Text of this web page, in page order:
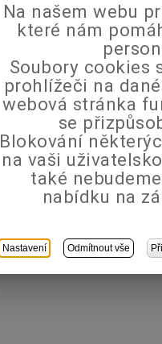
Na našem webu
které nám
Soubory cookies
prohlížeči na
webová stránka
se
Blokování
na vaši
také
nabídku na
Nastavení Odmítnout vše